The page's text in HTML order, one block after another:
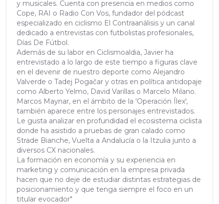
y musicales. Cuenta con presencia en medios como
Cope, RAI o Radio Con Vos, fundador del pódcast
especializado en ciclismo El Contraanálisis y un canal
dedicado a entrevistas con futbolistas profesionales,
Días De Fútbol.
Además de su labor en Ciclismoaldia, Javier ha
entrevistado a lo largo de este tiempo a figuras clave
en el devenir de nuestro deporte como Alejandro
Valverde o Tadej Pogačar y otras en política antidopaje
como Alberto Yelmo, David Varillas o Marcelo Milano.
Marcos Maynar, en el ámbito de la 'Operación Ílex',
también aparece entre los personajes entrevistados.
Le gusta analizar en profundidad el ecosistema ciclista
donde ha asistido a pruebas de gran calado como
Strade Bianche, Vuelta a Andalucía o la Itzulia junto a
diversos CX nacionales.
La formación en economía y su experiencia en
marketing y comunicación en la empresa privada
hacen que no deje de estudiar distintas estrategias de
posicionamiento y que tenga siempre el foco en un
titular evocador"